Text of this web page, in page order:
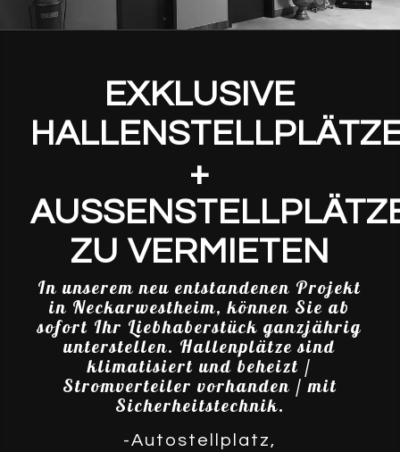
EXKLUSIVE
+
AUSSENSTELLPLÄTZE
U VERMIETEN
In unserem neu entstandenen Projekt
in Neckarwestheim, können Sie ab
sofort Ihr Liebhaberstück ganzjährig
unterstellen. Hallenplätze sind
klimatisiert und beheizt /
Stromverteiler vorhanden / mit
Sicherheitstechnik.
-Autostellplatz,